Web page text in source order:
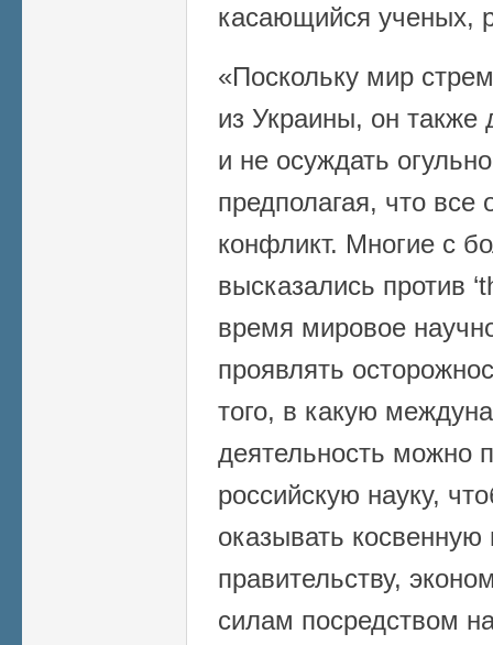
касающийся ученых,
«Поскольку мир
из Украины, он также
и не осуждать
предполагая, что все
конфликт. Многие с
высказались против
время мировое
проявлять
того, в какую
деятельность можно
российскую науку,
оказывать
правительству,
силам посредством